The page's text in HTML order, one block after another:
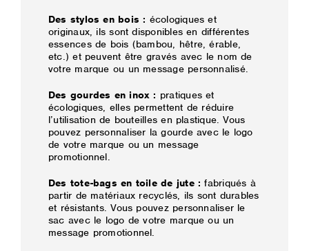
Des stylos en bois : écologiques et
originaux, ils sont disponibles en différentes
essences de bois (bambou, hêtre, érable,
etc.) et peuvent être gravés avec le nom de
votre marque ou un message personnalisé.
Des gourdes en inox : pratiques et
écologiques, elles permettent de réduire
l’utilisation de bouteilles en plastique. Vous
pouvez personnaliser la gourde avec le logo
de votre marque ou un message
promotionnel.
Des tote-bags en toile de jute : fabriqués à
partir de matériaux recyclés, ils sont durables
et résistants. Vous pouvez personnaliser le
sac avec le logo de votre marque ou un
message promotionnel.